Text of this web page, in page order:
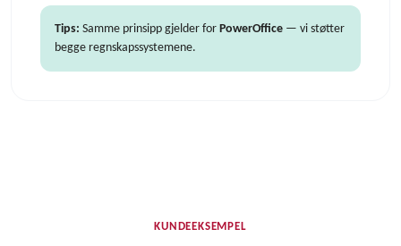
Tips: Samme prinsipp gjelder for PowerOffice — vi støtter
begge regnskapssystemene.
KUNDEEKSEMPEL